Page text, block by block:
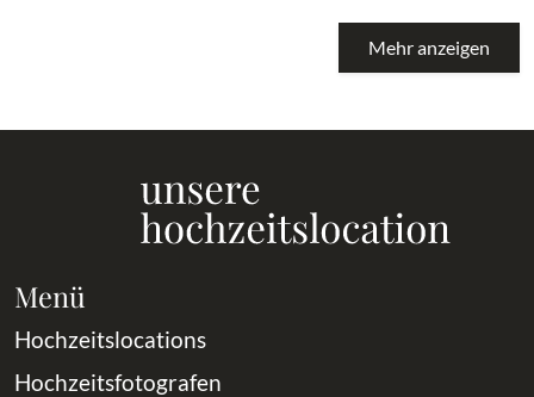
Mehr anzeigen
Menü
Hochzeitslocations
Hochzeitsfotografen